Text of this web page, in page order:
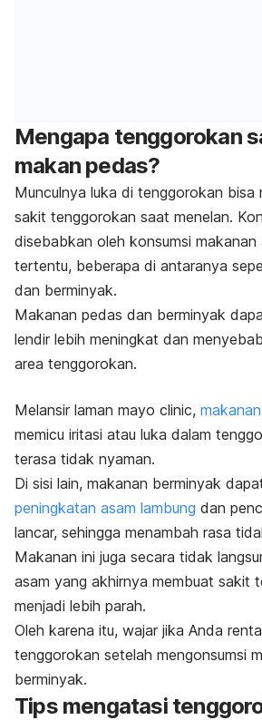
Mengapa tenggorokan
makan pedas?
Munculnya luka di tenggorokan bisa
sakit tenggorokan saat menelan.
disebabkan oleh konsumsi makanan
tertentu, beberapa di antaranya
dan berminyak.
Makanan pedas dan berminyak
lendir lebih meningkat dan
area tenggorokan.
Melansir laman mayo clinic,
memicu iritasi atau luka dalam
terasa tidak nyaman.
Di sisi lain, makanan berminyak
peningkatan asam lambung dan
lancar, sehingga menambah rasa
Makanan ini juga secara tidak
asam yang akhirnya membuat sakit
menjadi lebih parah.
Oleh karena itu, wajar jika Anda
tenggorokan setelah mengonsumsi
berminyak.
Tips mengatasi